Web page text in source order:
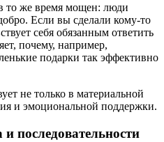
то же время мощен: люди
Если вы сделали кому-то
себя обязанным ответить
почему, например,
подарки так эффективно
не только в материальной
и эмоциональной поддержки.
последовательности